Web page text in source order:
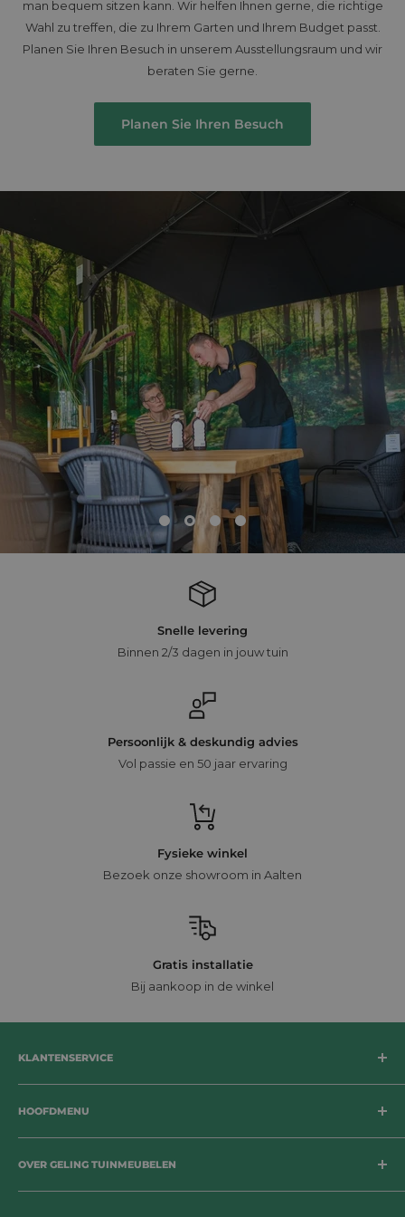
man bequem sitzen kann. Wir helfen Ihnen gerne, die richtige
Wahl zu treffen, die zu Ihrem Garten und Ihrem Budget passt.
Planen Sie Ihren Besuch in unserem Ausstellungsraum und wir
beraten Sie gerne.
Planen Sie Ihren Besuch
Snelle levering
Binnen 2/3 dagen in jouw tuin
Persoonlijk & deskundig advies
Vol passie en 50 jaar ervaring
Fysieke winkel
Bezoek onze showroom in Aalten
Gratis installatie
Bij aankoop in de winkel
KLANTENSERVICE
Bezorging
Betaalmogelijkheden
Retournering
Herroepingsrecht
Garantie
HOOFDMENU
Tuinsets
Loungesets
Tuinstoelen
OVER GELING TUINMEUBELEN
Geen enkele tuin, balkon of terras is hetzelfde. Bij Geling